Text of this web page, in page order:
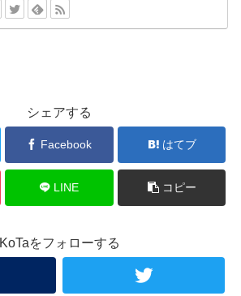
シェアする
Facebook はてブ
LINE コピー
KoTaをフォローする